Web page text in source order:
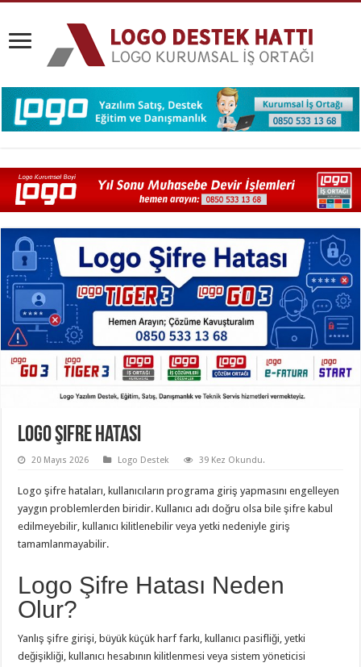
Logo Şifre Hatası
20 Mayıs 2026 Logo Destek 39 Kez Okundu.
Logo şifre hataları, kullanıcıların programa giriş yapmasını engelleyen
yaygın problemlerden biridir. Kullanıcı adı doğru olsa bile şifre kabul
edilmeyebilir, kullanıcı kilitlenebilir veya yetki nedeniyle giriş
tamamlanmayabilir.
Logo Şifre Hatası Neden
Olur?
Yanlış şifre girişi, büyük küçük harf farkı, kullanıcı pasifliği, yetki
değişikliği, kullanıcı hesabının kilitlenmesi veya sistem yöneticisi